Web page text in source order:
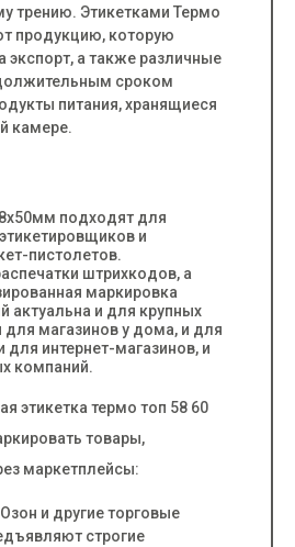
трению. Этикетками Термо
продукцию, которую
экспорт, а также различные
сроком
питания, хранящиеся
камере.
подходят для
и
пистолетов.
штрихкодов, а
маркировка
актуальна и для крупных
для магазинов у дома, и для
для интернет-магазинов, и
компаний.
этикетка термо топ 58 60
товары,
маркетплейсы:
и другие торговые
строгие